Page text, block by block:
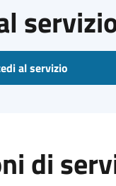
al servizio
di